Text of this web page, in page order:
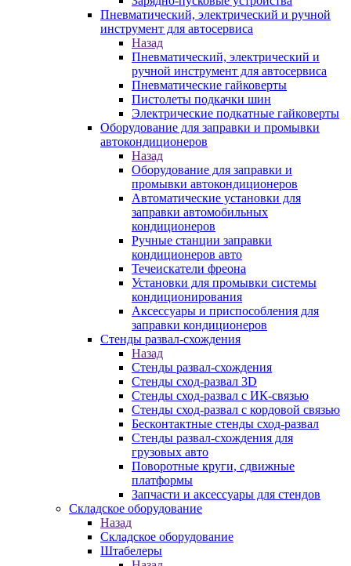
Пневматический, электрический и ручной
инструмент для автосервиса
Назад
Пневматический, электрический и
ручной инструмент для автосервиса
Пневматические гайковерты
Пистолеты подкачки шин
Электрические подкатные гайковерты
Оборудование для заправки и промывки
автокондиционеров
Назад
Оборудование для заправки и
промывки автокондиционеров
Автоматические установки для
заправки автомобильных
кондиционеров
Ручные станции заправки
кондиционеров авто
Течеискатели фреона
Установки для промывки системы
кондиционирования
Аксессуары и приспособления для
заправки кондиционеров
Стенды развал-схождения
Назад
Стенды развал-схождения
Стенды сход-развал 3D
Стенды сход-развал с ИК-связью
Стенды сход-развал с кордовой связью
Бесконтактные стенды сход-развал
Стенды развал-схождения для
грузовых авто
Поворотные круги, сдвижные
платформы
Запчасти и аксессуары для стендов
Складское оборудование
Назад
Складское оборудование
Штабелеры